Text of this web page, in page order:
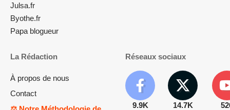
Julsa.fr
Byothe.fr
Papa blogueur
La Rédaction
À propos de nous
Contact
Réseaux sociaux
9.9K 14.7K